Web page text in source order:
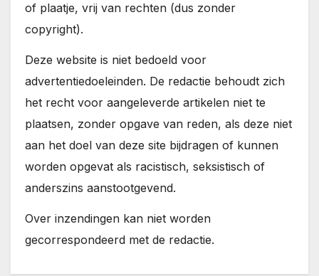
of plaatje, vrij van rechten (dus zonder
copyright).
Deze website is niet bedoeld voor
advertentiedoeleinden. De redactie behoudt zich
het recht voor aangeleverde artikelen niet te
plaatsen, zonder opgave van reden, als deze niet
aan het doel van deze site bijdragen of kunnen
worden opgevat als racistisch, seksistisch of
anderszins aanstootgevend.
Over inzendingen kan niet worden
gecorrespondeerd met de redactie.